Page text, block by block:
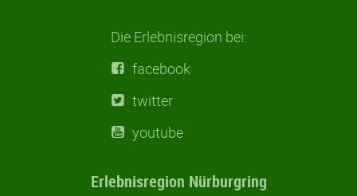
Erlebnisregion Nürburgring
Die Erlebnisregion bei:
facebook
twitter
youtube